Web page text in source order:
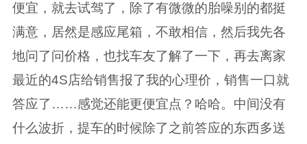
便宜，就去试驾了，除了有微微的胎噪别的都挺
满意，居然是感应尾箱，不敢相信，然后我先各
地问了问价格，也找车友了解了一下，再去离家
最近的4S店给销售报了我的心理价，销售一口就
答应了……感觉还能更便宜点？哈哈。中间没有
什么波折，提车的时候除了之前答应的东西多送